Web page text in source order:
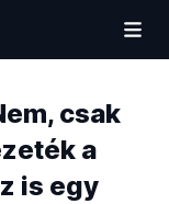
csak
a
is egy